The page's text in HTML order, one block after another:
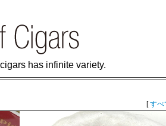
has infinite variety.
[すべ